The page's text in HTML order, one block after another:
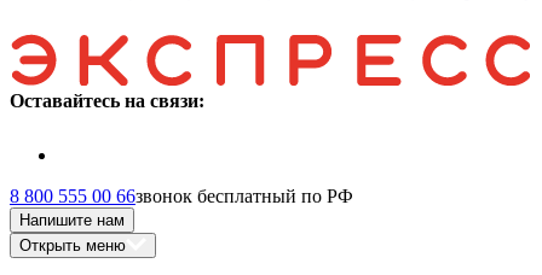
Оставайтесь на связи:
8 800 555 00 66звонок бесплатный по РФ
Напишите нам
Открыть меню